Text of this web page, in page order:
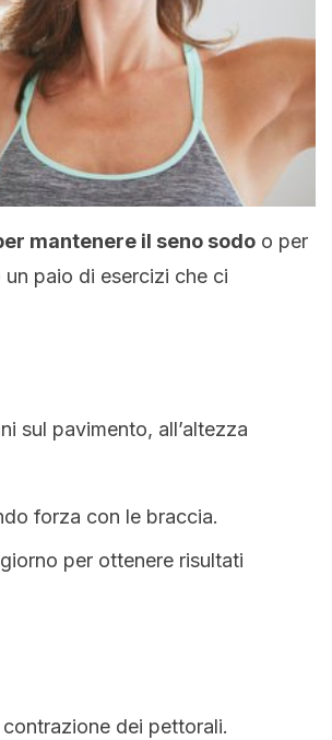
mantenere il seno sodo o per
paio di esercizi che ci
sul pavimento, all’altezza
forza con le braccia.
per ottenere risultati
dei pettorali.